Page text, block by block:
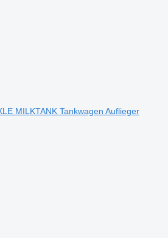
MILKTANK Tankwagen Auflieger